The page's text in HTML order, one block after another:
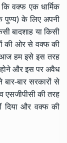
वक्फ एक धार्मिक
पुण्य) के लिए अपनी
बादशाह या किसी
की ओर से वक्फ की
आज हम इसे इस तरह
होने और इस पर अवैध
बार सरकारों से
एसजीपीसी की तरह
दिया और वक्फ की